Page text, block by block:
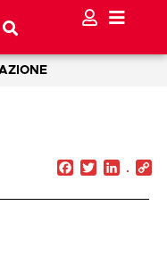
Facebook
Twitter